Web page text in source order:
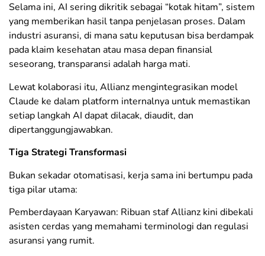
Selama ini, AI sering dikritik sebagai “kotak hitam”, sistem
yang memberikan hasil tanpa penjelasan proses. Dalam
industri asuransi, di mana satu keputusan bisa berdampak
pada klaim kesehatan atau masa depan finansial
seseorang, transparansi adalah harga mati.
​Lewat kolaborasi itu, Allianz mengintegrasikan model
Claude ke dalam platform internalnya untuk memastikan
setiap langkah AI dapat dilacak, diaudit, dan
dipertanggungjawabkan.
Tiga Strategi Transformasi
Bukan sekadar otomatisasi, kerja sama ini bertumpu pada
tiga pilar utama:
​Pemberdayaan Karyawan: Ribuan staf Allianz kini dibekali
asisten cerdas yang memahami terminologi dan regulasi
asuransi yang rumit.